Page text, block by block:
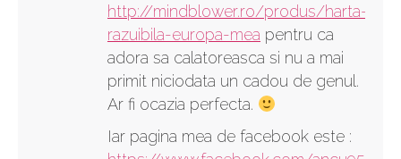
http://mindblower.ro/produs/harta-
razuibila-europa-mea pentru ca
adora sa calatoreasca si nu a mai
primit niciodata un cadou de genul.
Ar fi ocazia perfecta.
Iar pagina mea de facebook este :